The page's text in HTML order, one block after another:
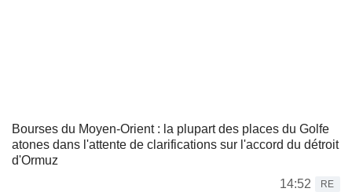
Bourses du Moyen-Orient : la plupart des places du Golfe
atones dans l'attente de clarifications sur l'accord du détroit
d'Ormuz
14:52
RE